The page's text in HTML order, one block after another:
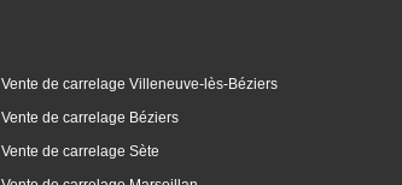
Vente de carrelage Villeneuve-lès-Béziers
Vente de carrelage Béziers
Vente de carrelage Sète